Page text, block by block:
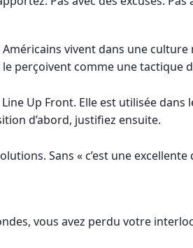
vivent dans une
perçoivent comme une tactique
Up Front. Elle est utilisée
d’abord, justifiez ensuite.
Sans « c’est une
vous avez perdu votre